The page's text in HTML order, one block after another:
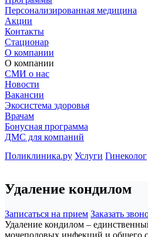
Персонализированная медицина
Акции
Контакты
Стационар
О компании
О компании
СМИ о нас
Новости
Вакансии
Экосистема здоровья
Врачам
Бонусная программа
ДМС для компаний
Поликлиника.ру Услуги Гинеколог
Удаление кондилом
Записаться на прием Заказать
Удаление кондилом –
мочеполовых инфекций и общего